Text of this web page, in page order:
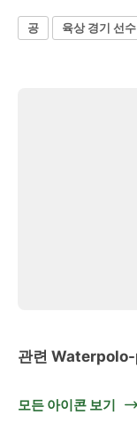
공 육상 경기 선수
관련
모든 아이콘 보기